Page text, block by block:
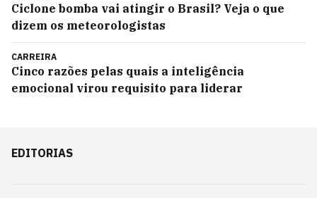
Ciclone bomba vai atingir o Brasil? Veja o que
dizem os meteorologistas
CARREIRA
Cinco razões pelas quais a inteligência
emocional virou requisito para liderar
EDITORIAS